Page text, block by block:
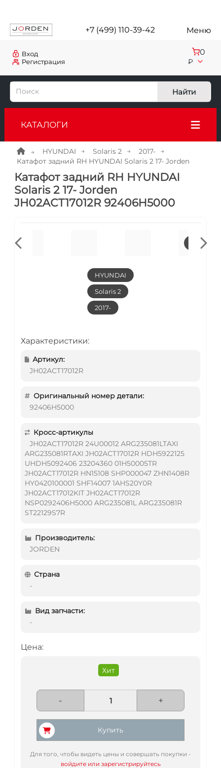
+7 (499) 110-39-42 Меню
Регистрация
Вход 0
₽
Найти
КАТАЛОГИ
HYUNDAI Solaris 2
2017-
Катафот задний RH HYUNDAI Solaris 2 17- Jorden
Катафот задний RH HYUNDAI
Solaris 2 17- Jorden
JH02ACT17012R 92406H5000
HYUNDAI
Solaris 2
2017-
Характеристики:
Артикул:
JH02ACT17012R
Оригинальный номер детали:
92406H5000
Кросс-артикулы
JH02ACT17012R 24U00012 ARG235081LTAXI
ARG235081RTAXI JH02ACT17012R HDH5922125
UHDH5092406 23204360 01H50005TR
JH02ACT17012R HN15108 SHP000047 ZHN1408R
HY0420100001 SHF14007 1AHS20Y0R
JH02ACT17012KIT JH02ACT17012R
NSP0292406H5000 ARG235081L ARG235081R
ST22129S7R
Производитель:
JORDEN
Страна
-
Вид запчасти:
-
Цена:
Хит
- +
Купить
Для того, чтобы видеть цены и совершать покупки -
войдите или зарегистрируйтесь